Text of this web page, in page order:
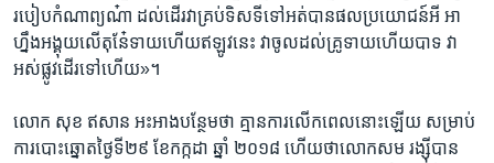
របៀប​កំណាព្យ​ណ៎ា​ ដល់​ដើរ​វាគ្រប់​ទិសទី​ទៅអត់​បាន​ផលប្រយោជន៍​អី​ អា
ហ្នឹង​អង្គុយ​លើ​តុ​នែ៎ទាយហើយ​ឥឡូវនេះ​ វា​ចូលដល់​គ្រូទាយ​ហើយបាទ​ វា​
អស់​ផ្លូវដើរ​ទៅ​ហើយ»។​
លោក​ ​សុខ ឥសាន​ ​អះអាង​បន្ថែម​ថា​ គ្មាន​ការ​លើកពេល​នោះ​ឡើយ​ សម្រាប់​
ការ​បោះឆ្នោត​ថ្ងៃទី​២៩ ខែ​កក្កដា​ ឆ្នាំ​ ២០១៨ ហើយ​ថាលោក​សម រង្ស៊ីបាន​